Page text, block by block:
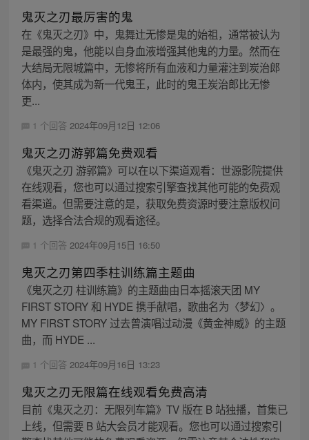
鬼灭之刃最厉害的鬼
在《鬼灭之刃》中，鬼舞辻无惨是鬼的始祖，通常被认为
是最强的鬼，他能以自身血液增强其他鬼的力量。然而在
大结局无限城篇中，无惨将所有血液和力量灌注到炭治郎
体内，使其成为新一代鬼王，此时的鬼王炭治郎比无惨
更...
1 个回答 2024年09月12日 12:06
鬼灭之刃游郭篇免费观看
《鬼灭之刃 游郭篇》可以在以下渠道观看：世源影院提供
在线观看，您也可以通过搜索引擎查找其他可能的免费观
看渠道。但需要注意的是，获取免费资源时要注意版权问
题，选择合法合规的观看途径。
1 个回答 2024年09月15日 16:50
鬼灭之刃第四季柱训练篇主题曲
《鬼灭之刃 柱训练篇》的主题曲由日本摇滚天团 MY
FIRST STORY 和 HYDE 携手献唱，歌曲名为〈梦幻〉。
MY FIRST STORY 过去曾演唱过动漫《黄金神威》的主题
曲，而 HYDE ...
1 个回答 2024年09月16日 13:23
鬼灭之刃无限篇在线观看免费高清
目前《鬼灭之刃：无限列车篇》TV 版在 B 站独播，首集已
上线，但需要 B 站大会员才能观看。您也可以通过搜索引